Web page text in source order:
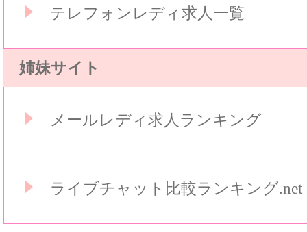
テレフォンレディ求人一覧
姉妹サイト
メールレディ求人ランキング
ライブチャット比較ランキング.net